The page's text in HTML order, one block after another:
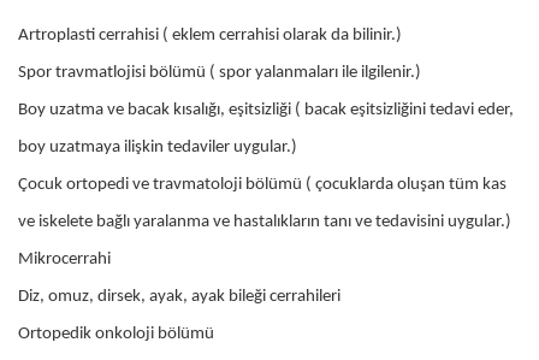
Artroplasti cerrahisi ( eklem cerrahisi olarak da bilinir.)
Spor travmatlojisi bölümü ( spor yalanmaları ile ilgilenir.)
Boy uzatma ve bacak kısalığı, eşitsizliği ( bacak eşitsizliğini tedavi eder,
boy uzatmaya ilişkin tedaviler uygular.)
Çocuk ortopedi ve travmatoloji bölümü ( çocuklarda oluşan tüm kas
ve iskelete bağlı yaralanma ve hastalıkların tanı ve tedavisini uygular.)
Mikrocerrahi
Diz, omuz, dirsek, ayak, ayak bileği cerrahileri
Ortopedik onkoloji bölümü